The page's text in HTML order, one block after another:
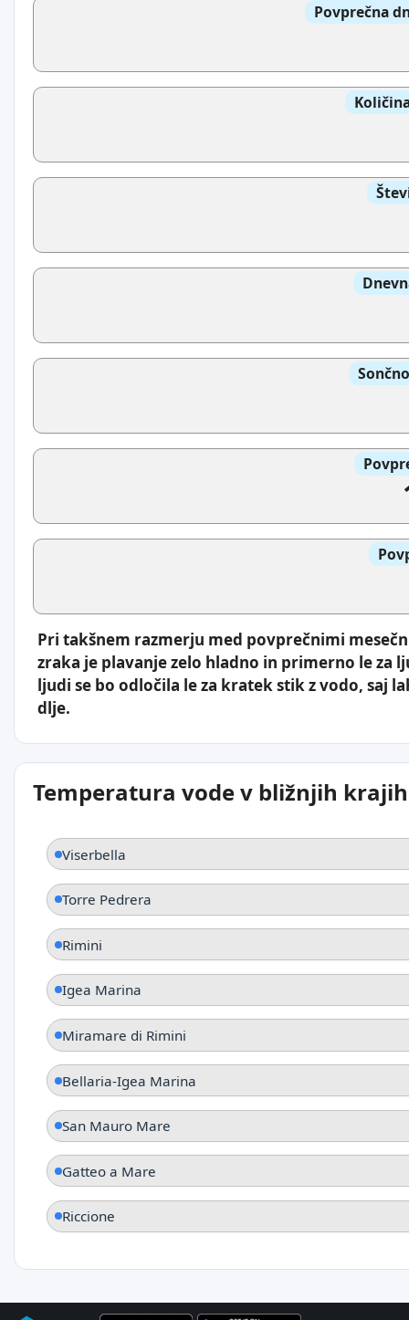
Povprečna
Pri takšnem razmerju med povprečnimi
zraka je plavanje zelo hladno in primerno le za
ljudi se bo odločila le za kratek stik z vodo, saj
dlje.
Temperatura vode v bližnjih krajih
Viserbella
Torre Pedrera
Rimini
Igea Marina
Miramare di Rimini
Bellaria-Igea Marina
San Mauro Mare
Gatteo a Mare
Riccione